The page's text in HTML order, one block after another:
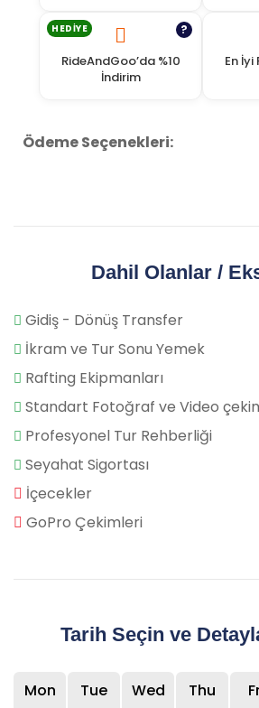
HEDIYE
RideAndGoo’da %10
İndirim
?
En
Ödeme Seçenekleri:
Dahil Olanlar /
Gidiş - Dönüş Transfer
İkram ve Tur Sonu Yemek
Rafting Ekipmanları
Standart Fotoğraf ve Video
Profesyonel Tur Rehberliği
Seyahat Sigortası
İçecekler
GoPro Çekimleri
Tarih Seçin ve
Mon Tue Wed Thu